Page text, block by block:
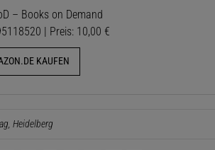
– Books on Demand
| Preis: 10,00 €
KAUFEN
Heidelberg